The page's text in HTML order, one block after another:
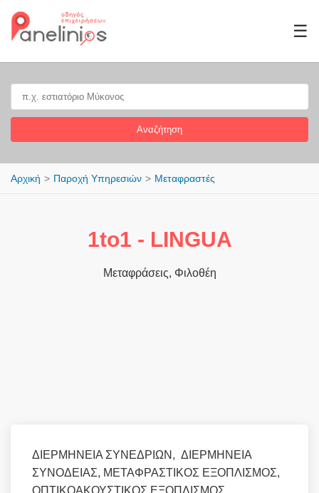
☰
Αναζήτηση
Αρχική Παροχή Υπηρεσιών Μεταφραστές
1to1 - LINGUA
Μεταφράσεις, Φιλοθέη
ΔΙΕΡΜΗΝΕΙΑ ΣΥΝΕΔΡΙΩΝ, ΔΙΕΡΜΗΝΕΙΑ
ΣΥΝΟΔΕΙΑΣ, ΜΕΤΑΦΡΑΣΤΙΚΟΣ ΕΞΟΠΛΙΣΜΟΣ,
ΟΠΤΙΚΟΑΚΟΥΣΤΙΚΟΣ ΕΞΟΠΛΙΣΜΟΣ,